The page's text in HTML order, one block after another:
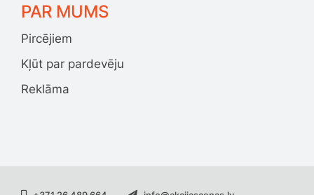
PAR MUMS
Pircējiem
Kļūt par pardevēju
Reklāma